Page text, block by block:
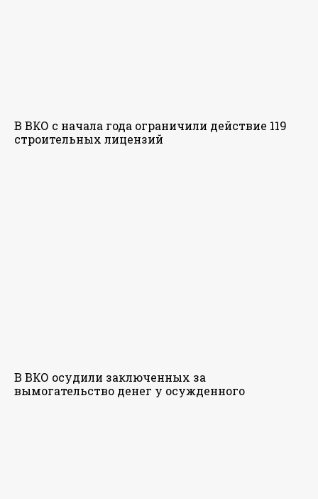
В ВКО с начала года ограничили действие 119
строительных лицензий
В ВКО осудили заключенных за
вымогательство денег у осужденного